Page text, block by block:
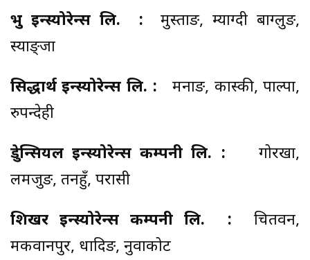
प्रभु इन्स्योरेन्स लि. :
मुस्ताङ, म्याग्दी बाग्लुङ,
स्याङ्जा
सिद्धार्थ इन्स्योरेन्स लि. : मनाङ, कास्की, पाल्पा,
रुपन्देही
प्रुडेन्सियल इन्स्योरेन्स कम्पनी लि. : गोरखा,
लमजुङ, तनहुँ, परासी
शिखर इन्स्योरेन्स कम्पनी लि. :
चितवन,
मकवानपुर, धादिङ, नुवाकोट